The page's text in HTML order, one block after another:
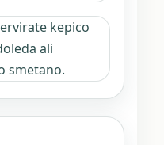
kepico
ali
smetano.